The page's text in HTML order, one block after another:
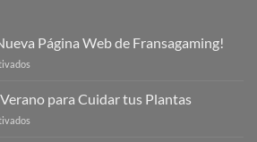
Página Web de Fransagaming!
Nueva
para Cuidar tus Plantas